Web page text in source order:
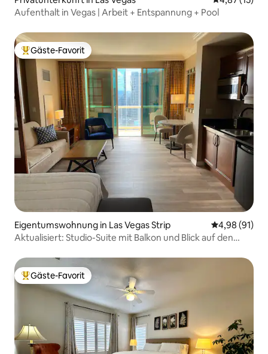
Aufenthalt in Vegas | Arbeit + Entspannung + Pool
Beliebter Gäste-Favorit.
Gäste-Favorit
Eigentumswohnung in Las Vegas Strip
4,98 (91)
Aktualisiert: Studio-Suite mit Balkon und Blick auf den
Beliebter Gäste-Favorit.
Gäste-Favorit